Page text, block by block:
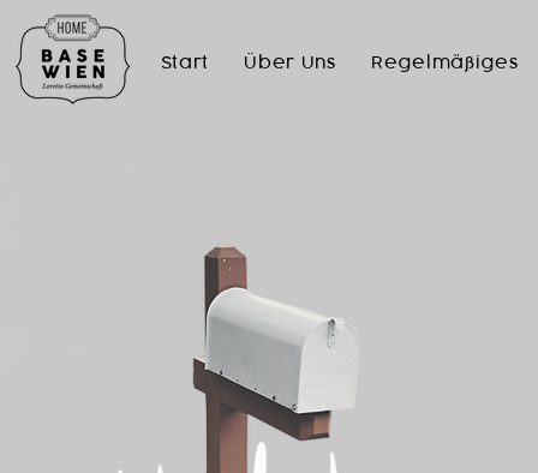
Start Über Uns Regelmäßiges